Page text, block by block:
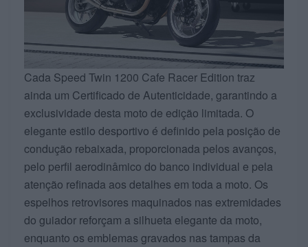
Cada Speed Twin 1200 Cafe Racer Edition traz
ainda um Certificado de Autenticidade, garantindo a
exclusividade desta moto de edição limitada. O
elegante estilo desportivo é definido pela posição de
condução rebaixada, proporcionada pelos avanços,
pelo perfil aerodinâmico do banco individual e pela
atenção refinada aos detalhes em toda a moto. Os
espelhos retrovisores maquinados nas extremidades
do guiador reforçam a silhueta elegante da moto,
enquanto os emblemas gravados nas tampas da